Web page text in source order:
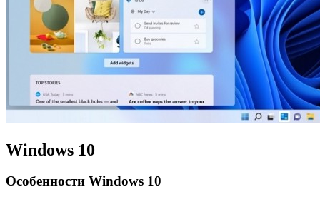
Windows 10
Особенности Windows 10